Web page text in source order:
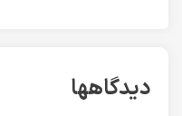
دیدگاهها